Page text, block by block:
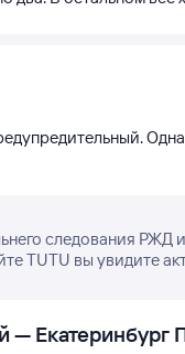
следования РЖД
TUTU вы увидите
— Екатеринбург